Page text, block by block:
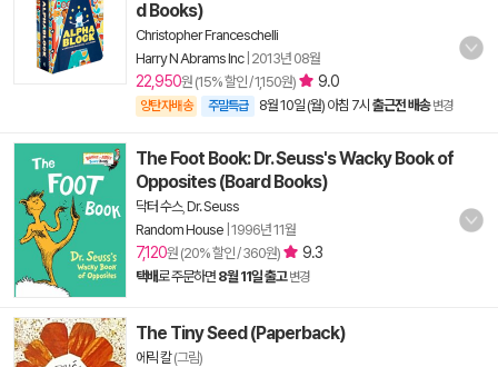
d Books)
Christopher Franceschelli
Harry N Abrams Inc| 2013년 08월
22,950원 (15% 할인 / 1,150원) 9.0
양탄자배송 주말특급 8월 10일 (월) 아침 7시 출근전 배송 변경
The Foot Book: Dr. Seuss's Wacky Book of
Opposites (Board Books)
닥터 수스, Dr. Seuss
Random House 1996년 11월
7,120원 (20% 할인 / 360원) 9.3
택배로 주문하면 8월 11일 출고 변경
The Tiny Seed (Paperback)
에릭 칼(그림)